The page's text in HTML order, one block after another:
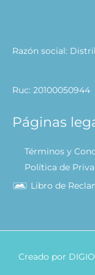
Razón social:
Ruc: 20100050944
Páginas
Términos y
Política de
Libro de
Creado por